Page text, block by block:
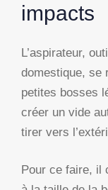
impacts
L’aspirateur,
domestique, se
petites bosses
créer un vide
tirer vers
Pour ce faire, il